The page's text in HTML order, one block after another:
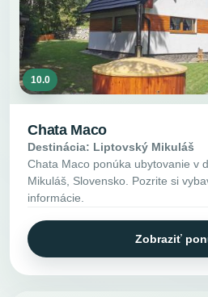
10.0
Chata Maco
Destinácia: Liptovský Mikuláš
Chata Maco ponúka ubytovanie v
Mikuláš, Slovensko. Pozrite si
informácie.
Zobraziť